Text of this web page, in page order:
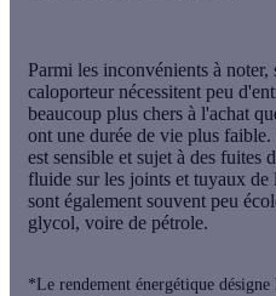
Parmi les inconvénients à
caloporteur nécessitent peu
beaucoup plus chers à l'achat
ont une durée de vie plus
est sensible et sujet à des fuites
fluide sur les joints et tuyaux
sont également souvent peu
glycol, voire de pétrole.
*Le rendement énergétique